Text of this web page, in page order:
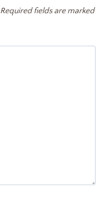
Required fields are marked